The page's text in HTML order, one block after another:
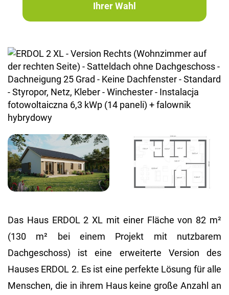
Das Haus ERDOL 2 XL mit einer Fläche von 82 m²
(130 m² bei einem Projekt mit nutzbarem
Dachgeschoss) ist eine erweiterte Version des
Hauses ERDOL 2. Es ist eine perfekte Lösung für alle
Menschen, die in ihrem Haus keine große Anzahl an
Ihrer Wahl